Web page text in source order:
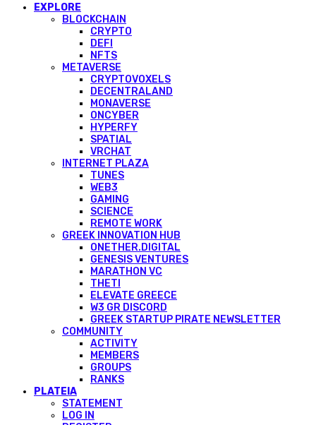
EXPLORE
BLOCKCHAIN
CRYPTO
DEFI
NFTS
METAVERSE
CRYPTOVOXELS
DECENTRALAND
MONAVERSE
ONCYBER
HYPERFY
SPATIAL
VRCHAT
INTERNET PLAZA
TUNES
WEB3
GAMING
SCIENCE
REMOTE WORK
GREEK INNOVATION HUB
ONETHER.DIGITAL
GENESIS VENTURES
MARATHON VC
THETI
ELEVATE GREECE
W3 GR DISCORD
GREEK STARTUP PIRATE NEWSLETTER
COMMUNITY
ACTIVITY
MEMBERS
GROUPS
RANKS
PLATEIA
STATEMENT
LOG IN